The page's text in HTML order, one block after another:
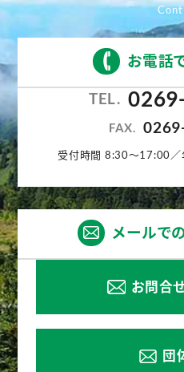
お電話
TEL.
FAX.
受付時間 8:30〜17:00／
メールで
お問合
団